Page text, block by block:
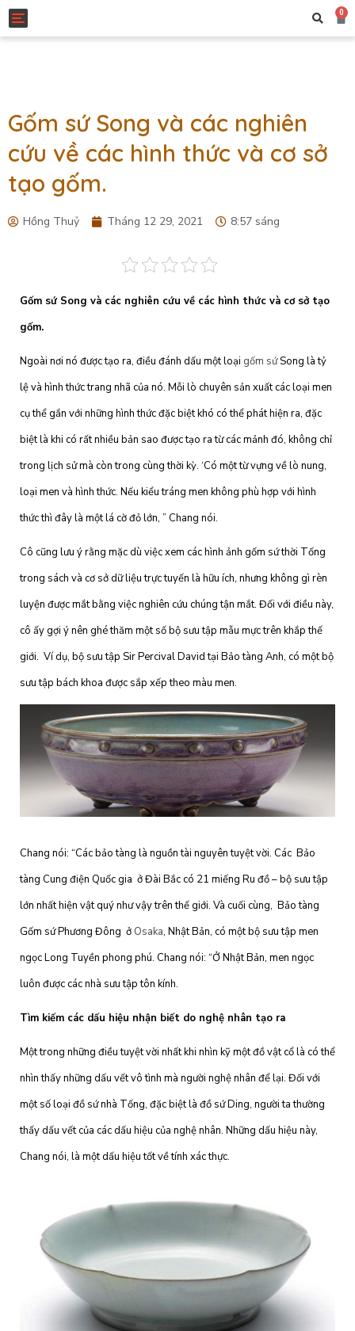
Toggle navigation 0
Gốm sứ Song và các nghiên
cứu về các hình thức và cơ sở
tạo gốm.
Hồng Thuỷ Tháng 12 29, 2021 8:57 sáng
Gốm sứ Song và các nghiên cứu về các hình thức và cơ sở tạo
gốm.
Ngoài nơi nó được tạo ra, điều đánh dấu một loại gốm sứSong là tỷ
lệ và hình thức trang nhã của nó. Mỗi lò chuyên sản xuất các loại men
cụ thể gắn với những hình thức đặc biệt khó có thể phát hiện ra, đặc
biệt là khi có rất nhiều bản sao được tạo ra từ các mảnh đó, không chỉ
trong lịch sử mà còn trong cùng thời kỳ. ‘Có một từ vựng về lò nung,
loại men và hình thức. Nếu kiểu tráng men không phù hợp với hình
thức thì đây là một lá cờ đỏ lớn, ” Chang nói.
Cô cũng lưu ý rằng mặc dù việc xem các hình ảnh gốm sứ thời Tống
trong sách và cơ sở dữ liệu trực tuyến là hữu ích, nhưng không gì rèn
luyện được mắt bằng việc nghiên cứu chúng tận mắt. Đối với điều này,
cô ấy gợi ý nên ghé thăm một số bộ sưu tập mẫu mực trên khắp thế
giới. Ví dụ, bộ sưu tập Sir Percival David tại Bảo tàng Anh, có một bộ
sưu tập bách khoa được sắp xếp theo màu men.
Chang nói: “Các bảo tàng là nguồn tài nguyên tuyệt vời. Các Bảo
tàng Cung điện Quốc gia ở Đài Bắc có 21 miếng Ru đồ – bộ sưu tập
lớn nhất hiện vật quý như vậy trên thế giới. Và cuối cùng, Bảo tàng
Gốm sứ Phương Đông ở Osaka, Nhật Bản, có một bộ sưu tập men
ngọc Long Tuyền phong phú. Chang nói: “Ở Nhật Bản, men ngọc
luôn được các nhà sưu tập tôn kính.
Tìm kiếm các dấu hiệu nhận biết do nghệ nhân tạo ra
Một trong những điều tuyệt vời nhất khi nhìn kỹ một đồ vật cổ là có thể
nhìn thấy những dấu vết vô tình mà người nghệ nhân để lại. Đối với
một số loại đồ sứ nhà Tống, đặc biệt là đồ sứ Ding, người ta thường
thấy dấu vết của các dấu hiệu của nghệ nhân. Những dấu hiệu này,
Chang nói, là một dấu hiệu tốt về tính xác thực.